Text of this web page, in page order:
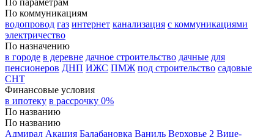
По коммуникациям
водопровод газ интернет канализация с коммуникациями
электричество
По назначению
в городе в деревне дачное строительство дачные для
пенсионеров ДНП ИЖС ПМЖ под строительство садовые
СНТ
Финансовые условия
в ипотеку в рассрочку 0%
По названию
По названию
Адмирал Акация Балабановка Ваниль Верховье 2 Вице-